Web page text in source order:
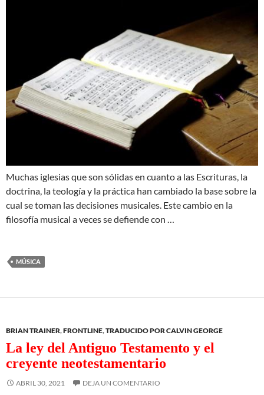
Muchas iglesias que son sólidas en cuanto a las Escrituras, la
doctrina, la teología y la práctica han cambiado la base sobre la
cual se toman las decisiones musicales. Este cambio en la
filosofía musical a veces se defiende con …
MÚSICA
BRIAN TRAINER,FRONTLINE,TRADUCIDO POR CALVIN GEORGE
La ley del Antiguo Testamento y el
creyente neotestamentario
ABRIL 30, 2021 DEJA UN COMENTARIO